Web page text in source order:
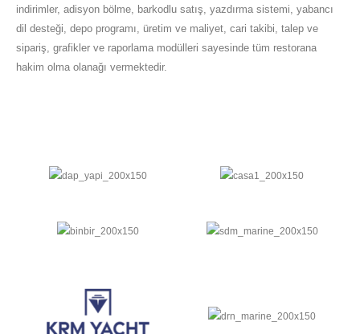
indirimler, adisyon bölme, barkodlu satış, yazdırma sistemi, yabancı
dil desteği, depo programı, üretim ve maliyet, cari takibi, talep ve
sipariş, grafikler ve raporlama modülleri sayesinde tüm restorana
hakim olma olanağı vermektedir.